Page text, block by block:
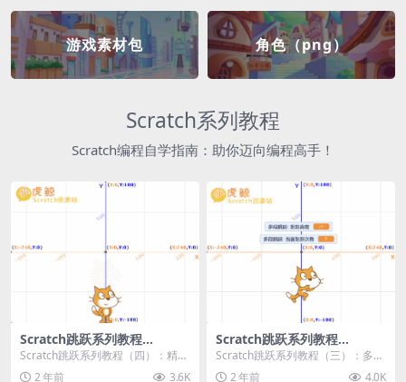
游戏素材包 角色（png）
Scratch系列教程
Scratch编程自学指南：助你迈向编程高手！
Scratch跳跃系列教程
（四）：精准着陆
Scratch跳跃系列教程（四）：精准
着陆 作者：小虎鲸Scratch资源站
2 年前 3.6K
Scratch跳跃系列教程
（三）：多段跳跃
Scratch跳跃系列教程（三）：多段
跳跃 作者：小虎鲸Scratch资源站
2 年前 4.0K